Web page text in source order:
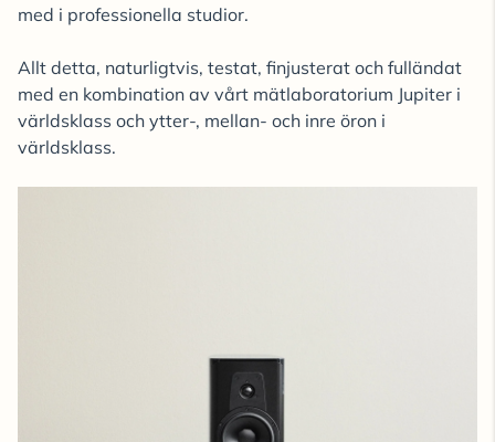
med i professionella studior.
Allt detta, naturligtvis, testat, finjusterat och fulländat
med en kombination av vårt mätlaboratorium Jupiter i
världsklass och ytter-, mellan- och inre öron i
världsklass.